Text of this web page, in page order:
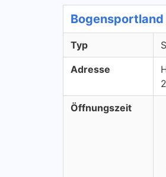
Bogensportland
Typ
Adresse
Öffnungszeit